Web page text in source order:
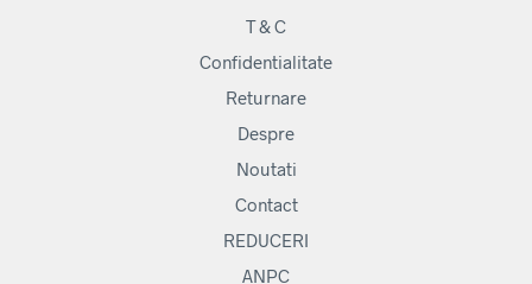
T & C
Confidentialitate
Returnare
Despre
Noutati
Contact
REDUCERI
ANPC